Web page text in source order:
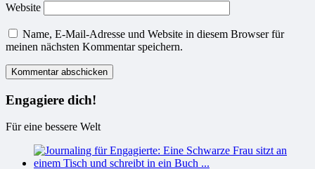
Website
Name, E-Mail-Adresse und Website in diesem Browser für
meinen nächsten Kommentar speichern.
Engagiere dich!
Für eine bessere Welt